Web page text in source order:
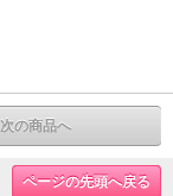
次の商品へ
ページの先頭へ戻る